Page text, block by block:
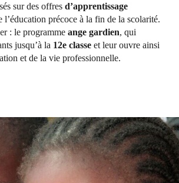
sur des offres d’apprentissage
l’éducation précoce à la fin de la scolarité.
: le programme ange gardien, qui
jusqu’à la 12e classe et leur ouvre ainsi
et de la vie professionnelle.